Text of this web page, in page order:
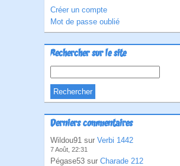
Créer un compte
Mot de passe oublié
Rechercher sur le site
Derniers commentaires
Wildou91 sur Verbi 1442
7 Août, 22:31
Pégase53 sur Charade 212